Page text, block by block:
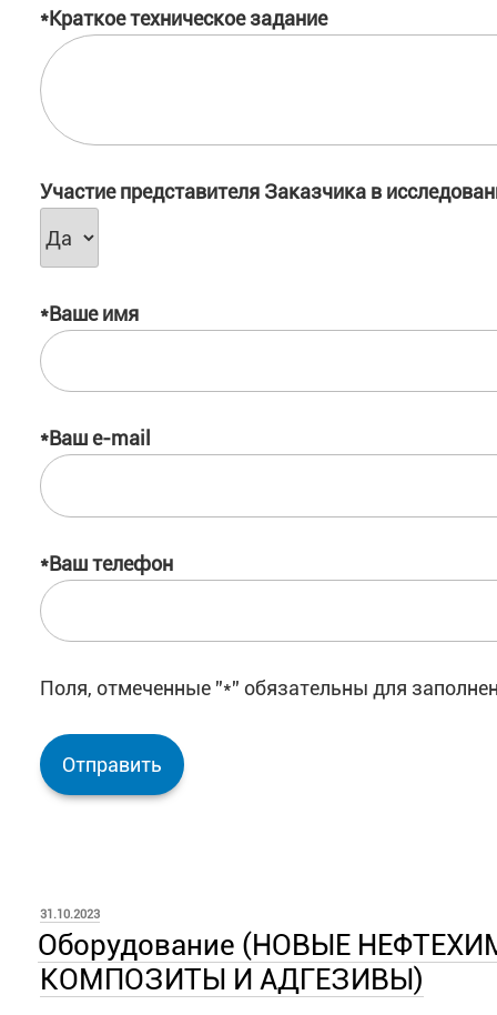
*Краткое техническое задание
Участие представителя Заказчика в
*Ваше имя
*Ваш e-mail
*Ваш телефон
Поля, отмеченные ''*'' обязательны для
ОПУБЛИКОВАНО
31.10.2023
Оборудование (НОВЫЕ
КОМПОЗИТЫ И АДГЕЗИВЫ)